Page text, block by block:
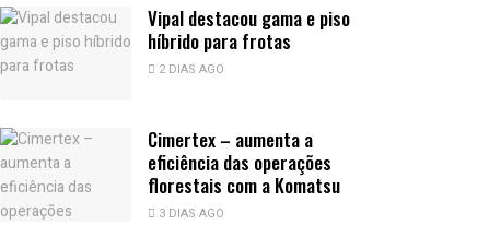
Vipal destacou gama e piso
híbrido para frotas
2 DIAS AGO
Cimertex – aumenta a
eficiência das operações
florestais com a Komatsu
3 DIAS AGO